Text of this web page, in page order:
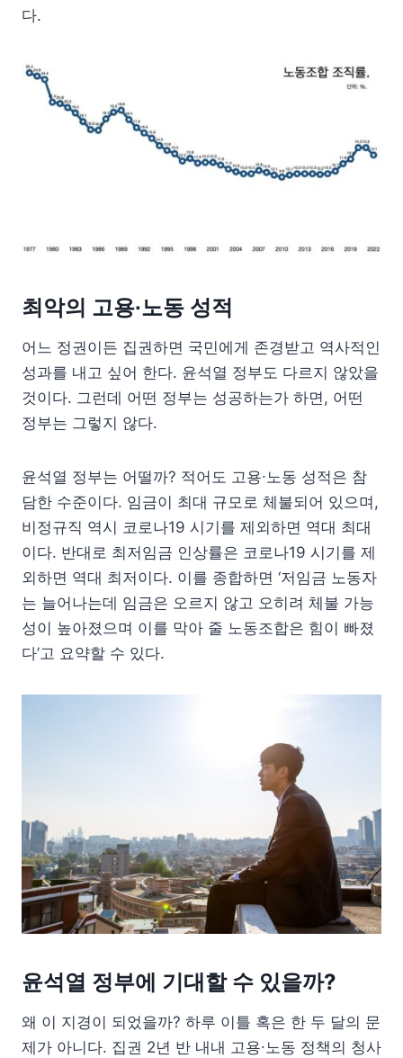
다.
최악의 고용∙노동 성적
어느 정권이든 집권하면 국민에게 존경받고 역사적인
성과를 내고 싶어 한다. 윤석열 정부도 다르지 않았을
것이다. 그런데 어떤 정부는 성공하는가 하면, 어떤
정부는 그렇지 않다.
윤석열 정부는 어떨까? 적어도 고용∙노동 성적은 참
담한 수준이다. 임금이 최대 규모로 체불되어 있으며,
비정규직 역시 코로나19 시기를 제외하면 역대 최대
이다. 반대로 최저임금 인상률은 코로나19 시기를 제
외하면 역대 최저이다. 이를 종합하면 ‘저임금 노동자
는 늘어나는데 임금은 오르지 않고 오히려 체불 가능
성이 높아졌으며 이를 막아 줄 노동조합은 힘이 빠졌
다’고 요약할 수 있다.
윤석열 정부에 기대할 수 있을까?
왜 이 지경이 되었을까? 하루 이틀 혹은 한 두 달의 문
제가 아니다. 집권 2년 반 내내 고용∙노동 정책의 청사